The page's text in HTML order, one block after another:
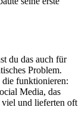
du das auch für
Problem.
funktionieren:
Media, das
und lieferten oft